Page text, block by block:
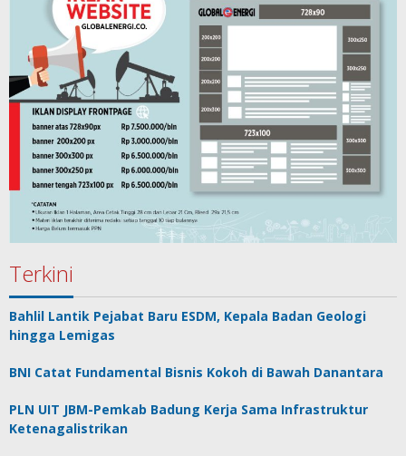
Terkini
Bahlil Lantik Pejabat Baru ESDM, Kepala Badan Geologi
hingga Lemigas
BNI Catat Fundamental Bisnis Kokoh di Bawah Danantara
PLN UIT JBM-Pemkab Badung Kerja Sama Infrastruktur
Ketenagalistrikan